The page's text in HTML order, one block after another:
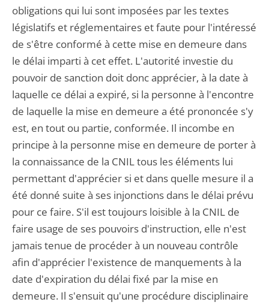
obligations qui lui sont imposées par les textes
législatifs et réglementaires et faute pour l'intéressé
de s'être conformé à cette mise en demeure dans
le délai imparti à cet effet. L'autorité investie du
pouvoir de sanction doit donc apprécier, à la date à
laquelle ce délai a expiré, si la personne à l'encontre
de laquelle la mise en demeure a été prononcée s'y
est, en tout ou partie, conformée. Il incombe en
principe à la personne mise en demeure de porter à
la connaissance de la CNIL tous les éléments lui
permettant d'apprécier si et dans quelle mesure il a
été donné suite à ses injonctions dans le délai prévu
pour ce faire. S'il est toujours loisible à la CNIL de
faire usage de ses pouvoirs d'instruction, elle n'est
jamais tenue de procéder à un nouveau contrôle
afin d'apprécier l'existence de manquements à la
date d'expiration du délai fixé par la mise en
demeure. Il s'ensuit qu'une procédure disciplinaire